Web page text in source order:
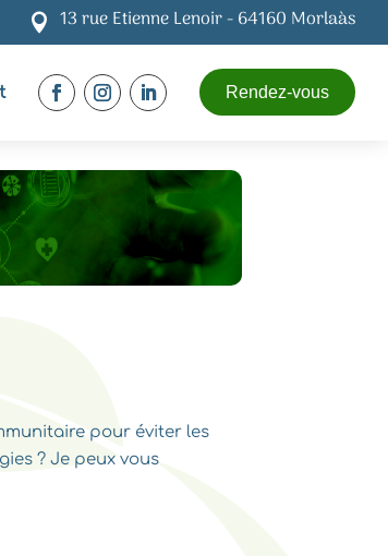
 13 rue Etienne Lenoir - 64160 Morlaàs
Rendez-vous
pour éviter les
? Je peux vous